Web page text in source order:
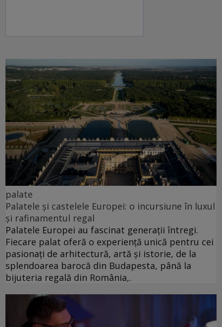
palate
Palatele și castelele Europei: o incursiune în luxul
și rafinamentul regal
Palatele Europei au fascinat generații întregi.
Fiecare palat oferă o experiență unică pentru cei
pasionați de arhitectură, artă și istorie, de la
splendoarea barocă din Budapesta, până la
bijuteria regală din România,.